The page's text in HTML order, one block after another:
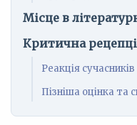
Місце в
Критична
Реакція сучасників
Пізніша оцінка та